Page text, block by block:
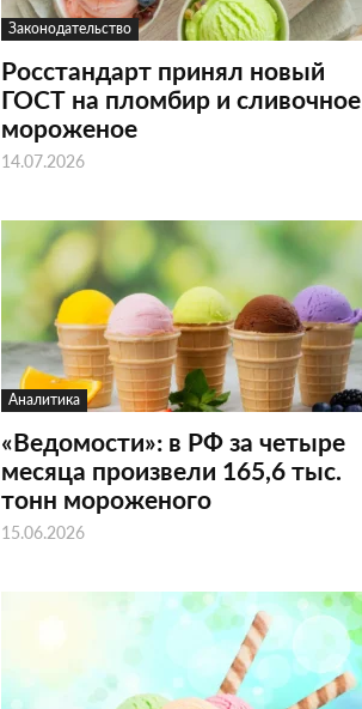
Законодательство
Росстандарт принял новый
ГОСТ на пломбир и сливочное
мороженое
14.07.2026
Аналитика
«Ведомости»: в РФ за четыре
месяца произвели 165,6 тыс.
тонн мороженого
15.06.2026